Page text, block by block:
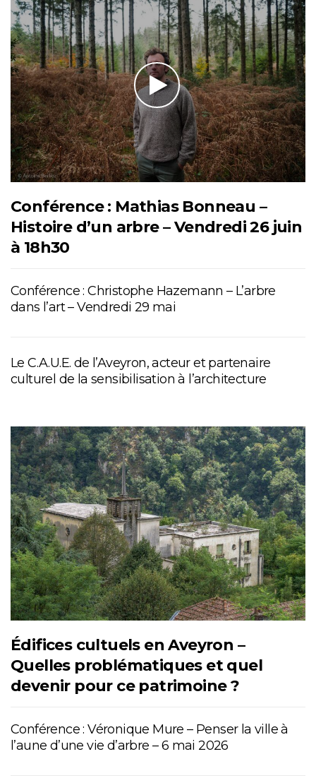
Conférence : Mathias Bonneau –
Histoire d’un arbre – Vendredi 26 juin
à 18h30
Conférence : Christophe Hazemann – L’arbre
dans l’art – Vendredi 29 mai
Le C.A.U.E. de l’Aveyron, acteur et partenaire
culturel de la sensibilisation à l’architecture
Édifices cultuels en Aveyron –
Quelles problématiques et quel
devenir pour ce patrimoine ?
Conférence : Véronique Mure – Penser la ville à
l’aune d’une vie d’arbre – 6 mai 2026